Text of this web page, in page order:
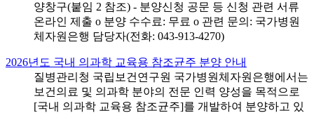
양창구(붙임 2 참조) - 분양신청 공문 등 신청 관련 서류
온라인 제출 o 분양 수수료: 무료 o 관련 문의: 국가병원
체자원은행 담당자(전화: 043-913-4270)
2026년도 국내 의과학 교육용 참조균주 분양 안내
질병관리청 국립보건연구원 국가병원체자원은행에서는
보건의료 및 의과학 분야의 전문 인력 양성을 목적으로
[국내 의과학 교육용 참조균주]를 개발하여 분양하고 있